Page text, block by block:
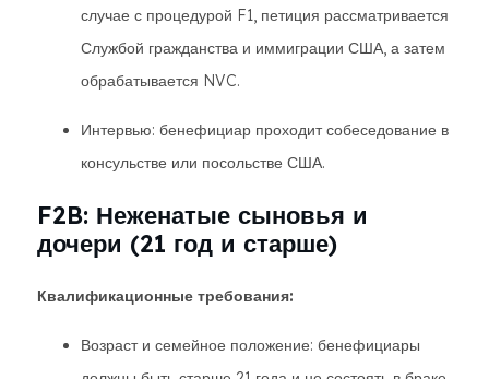
случае с процедурой F1, петиция рассматривается
Службой гражданства и иммиграции США, а затем
обрабатывается NVC.
Интервью: бенефициар проходит собеседование в
консульстве или посольстве США.
F2B: Неженатые сыновья и
дочери (21 год и старше)
Квалификационные требования:
Возраст и семейное положение: бенефициары